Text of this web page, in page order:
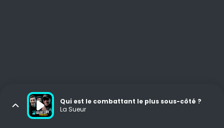
Qui est le combattant le plus sous-côté ?
La Sueur